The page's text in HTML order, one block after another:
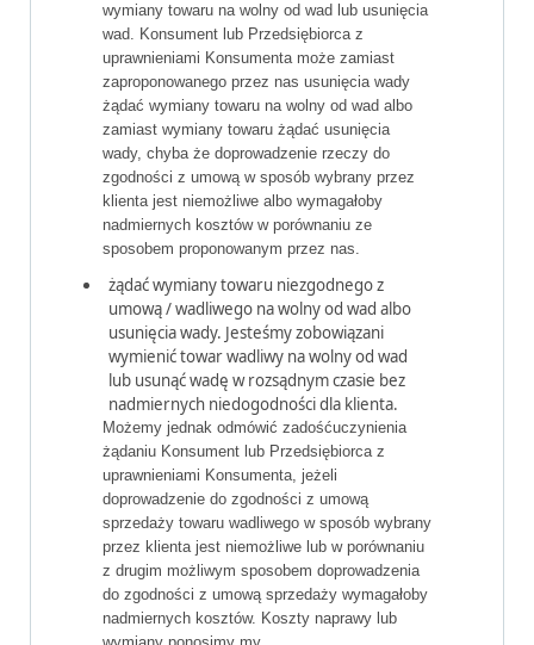
wymiany towaru na wolny od wad lub usunięcia
wad. Konsument lub Przedsiębiorca z
uprawnieniami Konsumenta może zamiast
zaproponowanego przez nas usunięcia wady
żądać wymiany towaru na wolny od wad albo
zamiast wymiany towaru żądać usunięcia
wady, chyba że doprowadzenie rzeczy do
zgodności z umową w sposób wybrany przez
klienta jest niemożliwe albo wymagałoby
nadmiernych kosztów w porównaniu ze
sposobem proponowanym przez nas.
żądać wymiany towaru niezgodnego z
umową / wadliwego na wolny od wad albo
usunięcia wady. Jesteśmy zobowiązani
wymienić towar wadliwy na wolny od wad
lub usunąć wadę w rozsądnym czasie bez
nadmiernych niedogodności dla klienta.
Możemy jednak odmówić zadośćuczynienia
żądaniu Konsument lub Przedsiębiorca z
uprawnieniami Konsumenta, jeżeli
doprowadzenie do zgodności z umową
sprzedaży towaru wadliwego w sposób wybrany
przez klienta jest niemożliwe lub w porównaniu
z drugim możliwym sposobem doprowadzenia
do zgodności z umową sprzedaży wymagałoby
nadmiernych kosztów. Koszty naprawy lub